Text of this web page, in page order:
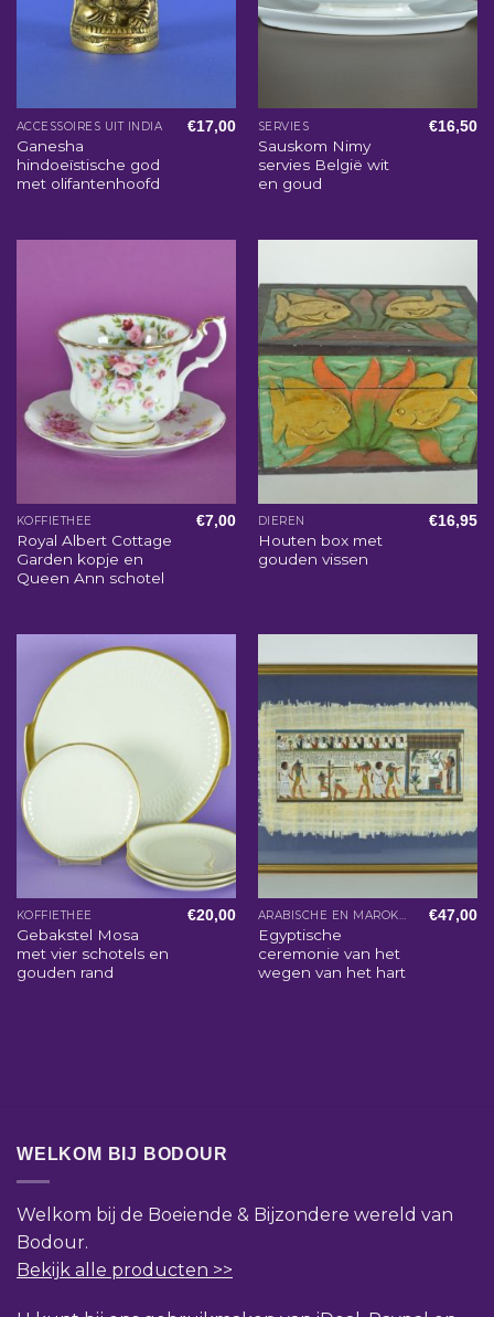
ACCESSOIRES UIT INDIA
Ganesha
hindoeïstische god
met olifantenhoofd
€17,00 SERVIES
Sauskom Nimy
servies België wit
en goud
€16,50
KOFFIETHEE
Royal Albert Cottage
Garden kopje en
Queen Ann schotel
€7,00 DIEREN
Houten box met
gouden vissen
€16,95
KOFFIETHEE
Gebakstel Mosa
met vier schotels en
gouden rand
€20,00 ARABISCHE EN MAROKKAANSE WOONACCESSOIRES
Egyptische
ceremonie van het
wegen van het hart
€47,00
WELKOM BIJ BODOUR
Welkom bij de Boeiende & Bijzondere wereld van
Bodour.
Bekijk alle producten >>